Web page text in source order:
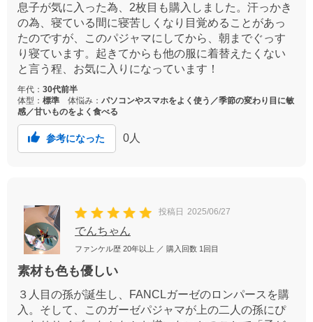
息子が気に入った為、2枚目も購入しました。汗っかき
の為、寝ている間に寝苦しくなり目覚めることがあっ
たのですが、このパジャマにしてから、朝までぐっす
り寝ています。起きてからも他の服に着替えたくない
と言う程、お気に入りになっています！
年代： 30代前半
体型： 標準 体悩み： パソコンやスマホをよく使う／季節の変わり目に敏
感／甘いものをよく食べる
参考になった 0 人
投稿日 2025/06/27
でんちゃん
ファンケル歴 20年以上 ／ 購入回数 1回目
素材も色も優しい
３人目の孫が誕生し、FANCLガーゼのロンパースを購
入。そして、このガーゼパジャマが上の二人の孫にぴ